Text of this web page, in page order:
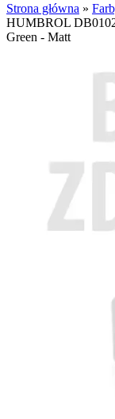
Strona główna »
HUMBROL
Green - Matt